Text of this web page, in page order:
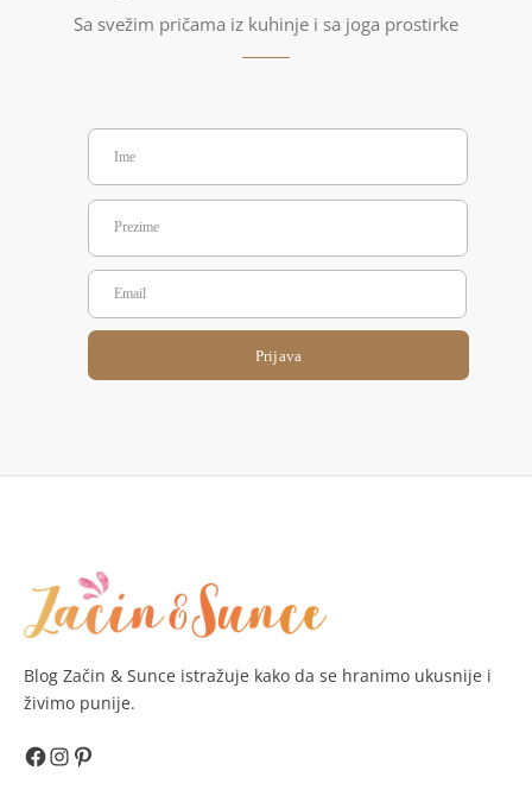
Sa svežim pričama iz kuhinje i sa joga prostirke
Prijava
Blog Začin & Sunce istražuje kako da se hranimo ukusnije i
živimo punije.
Facebook
Instagram
Pinterest